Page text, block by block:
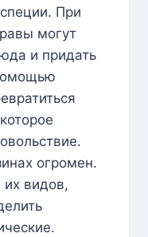
При
могут
и придать
огромен.
видов,